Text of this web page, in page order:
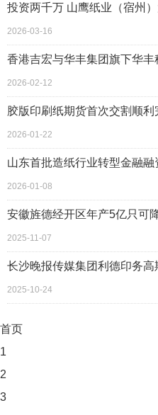
投资两千万 山鹰纸业（宿州
2026-03-16
香港吉宏与华丰集团旗下华
2026-02-12
胶版印刷纸期货首次交割顺利
2026-01-22
山东首批造纸行业转型金融
2026-01-08
安徽旌德经开区年产5亿只可
2025-11-07
长沙晚报传媒集团利德印务
2025-10-24
首页
1
2
3